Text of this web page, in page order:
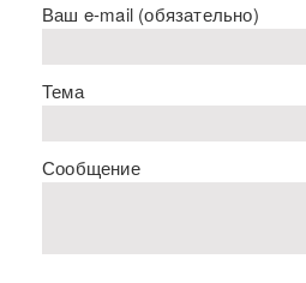
Ваш e-mail (обязательно)
Тема
Сообщение